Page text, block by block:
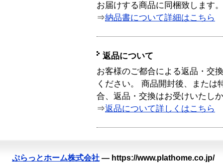
お届けする商品に同梱致します。
⇒納品書について詳細はこちら
返品について
お客様のご都合による返品・交
ください。 商品開封後、または
合、返品・交換はお受けいたし
⇒返品について詳しくはこちら
ぷらっとホーム株式会社 — https://www.plathome.co.jp/